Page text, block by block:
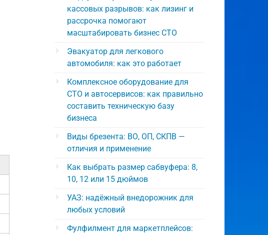
кассовых разрывов: как лизинг и
рассрочка помогают
масштабировать бизнес СТО
Эвакуатор для легкового
автомобиля: как это работает
Комплексное оборудование для
СТО и автосервисов: как правильно
составить техническую базу
бизнеса
Виды брезента: ВО, ОП, СКПВ —
отличия и применение
Как выбрать размер сабвуфера: 8,
10, 12 или 15 дюймов
УАЗ: надёжный внедорожник для
любых условий
Фулфилмент для маркетплейсов: